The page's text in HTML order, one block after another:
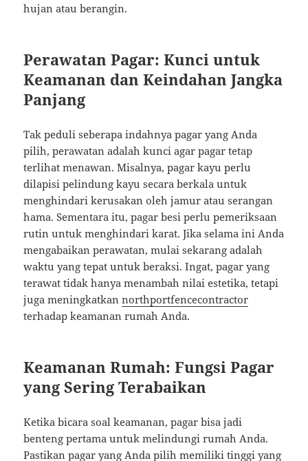
hujan atau berangin.
Perawatan Pagar: Kunci untuk
Keamanan dan Keindahan Jangka
Panjang
Tak peduli seberapa indahnya pagar yang Anda
pilih, perawatan adalah kunci agar pagar tetap
terlihat menawan. Misalnya, pagar kayu perlu
dilapisi pelindung kayu secara berkala untuk
menghindari kerusakan oleh jamur atau serangan
hama. Sementara itu, pagar besi perlu pemeriksaan
rutin untuk menghindari karat. Jika selama ini Anda
mengabaikan perawatan, mulai sekarang adalah
waktu yang tepat untuk beraksi. Ingat, pagar yang
terawat tidak hanya menambah nilai estetika, tetapi
juga meningkatkannorthportfencecontractor
terhadap keamanan rumah Anda.
Keamanan Rumah: Fungsi Pagar
yang Sering Terabaikan
Ketika bicara soal keamanan, pagar bisa jadi
benteng pertama untuk melindungi rumah Anda.
Pastikan pagar yang Anda pilih memiliki tinggi yang